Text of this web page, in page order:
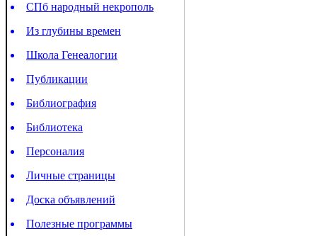
СПб народный некрополь
Из глубины времен
Школа Генеалогии
Публикации
Библиография
Библиотека
Персоналия
Личные страницы
Доска объявлений
Полезные программы